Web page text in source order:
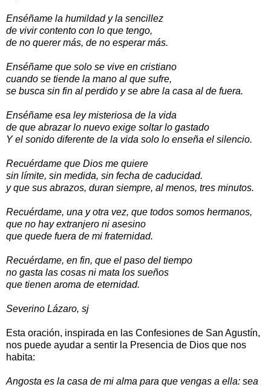
Enséñame la humildad y la sencillez
de vivir contento con lo que tengo,
de no querer más, de no esperar más.
Enséñame que solo se vive en cristiano
cuando se tiende la mano al que sufre,
se busca sin fin al perdido y se abre la casa al de fuera.
Enséñame esa ley misteriosa de la vida
de que abrazar lo nuevo exige soltar lo gastado
Y el sonido diferente de la vida solo lo enseña el silencio.
Recuérdame que Dios me quiere
sin límite, sin medida, sin fecha de caducidad.
y que sus abrazos, duran siempre, al menos, tres minutos.
Recuérdame, una y otra vez, que todos somos hermanos,
que no hay extranjero ni asesino
que quede fuera de mi fraternidad.
Recuérdame, en fin, que el paso del tiempo
no gasta las cosas ni mata los sueños
que tienen aroma de eternidad.
Severino Lázaro, sj
Esta oración, inspirada en las Confesiones de San Agustín,
nos puede ayudar a sentir la Presencia de Dios que nos
habita:
Angosta es la casa de mi alma para que vengas a ella: sea